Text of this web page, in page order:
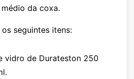
da coxa.
seguintes itens:
vidro de Durateston 250